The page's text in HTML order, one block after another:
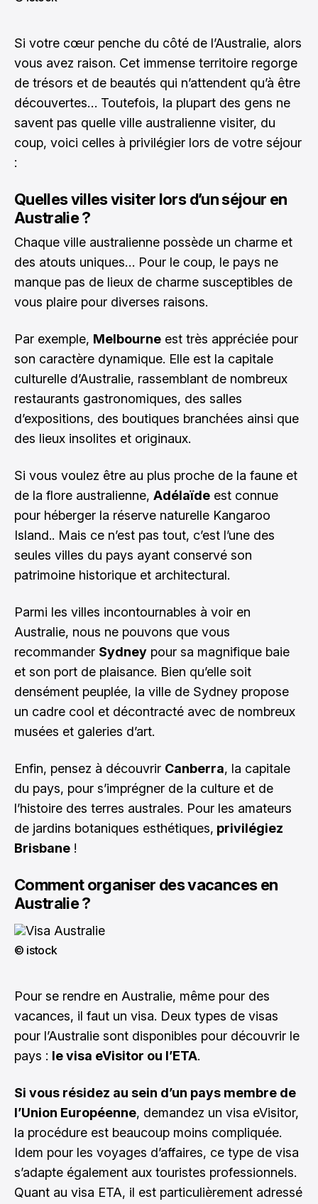
Si votre cœur penche du côté de l’Australie, alors
vous avez raison. Cet immense territoire regorge
de trésors et de beautés qui n’attendent qu’à être
découvertes… Toutefois, la plupart des gens ne
savent pas quelle ville australienne visiter, du
coup, voici celles à privilégier lors de votre séjour
:
Quelles villes visiter lors d’un séjour en
Australie ?
Chaque ville australienne possède un charme et
des atouts uniques… Pour le coup, le pays ne
manque pas de lieux de charme susceptibles de
vous plaire pour diverses raisons.
Par exemple, Melbourne est très appréciée pour
son caractère dynamique. Elle est la capitale
culturelle d’Australie, rassemblant de nombreux
restaurants gastronomiques, des salles
d’expositions, des boutiques branchées ainsi que
des lieux insolites et originaux.
Si vous voulez être au plus proche de la faune et
de la flore australienne, Adélaïde est connue
pour héberger la réserve naturelle Kangaroo
Island.. Mais ce n’est pas tout, c’est l’une des
seules villes du pays ayant conservé son
patrimoine historique et architectural.
Parmi les villes incontournables à voir en
Australie, nous ne pouvons que vous
recommander Sydney pour sa magnifique baie
et son port de plaisance. Bien qu’elle soit
densément peuplée, la ville de Sydney propose
un cadre cool et décontracté avec de nombreux
musées et galeries d’art.
Enfin, pensez à découvrir Canberra, la capitale
du pays, pour s’imprégner de la culture et de
l’histoire des terres australes. Pour les amateurs
de jardins botaniques esthétiques, privilégiez
Brisbane !
Comment organiser des vacances en
Australie ?
© istock
Pour se rendre en Australie, même pour des
vacances, il faut un visa. Deux types de visas
pour l’Australie sont disponibles pour découvrir le
pays : le visa eVisitor ou l’ETA.
Si vous résidez au sein d’un pays membre de
l’Union Européenne, demandez un visa eVisitor,
la procédure est beaucoup moins compliquée.
Idem pour les voyages d’affaires, ce type de visa
s’adapte également aux touristes professionnels.
Quant au visa ETA, il est particulièrement adressé